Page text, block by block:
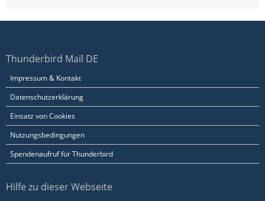
Thunderbird Mail DE
Impressum & Kontakt
Datenschutzerklärung
Einsatz von Cookies
Nutzungsbedingungen
Spendenaufruf für Thunderbird
Hilfe zu dieser Webseite